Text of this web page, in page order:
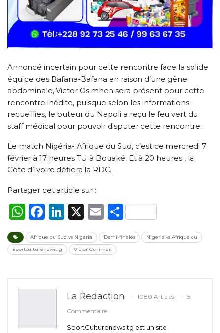
Annoncé incertain pour cette rencontre face la solide
équipe des Bafana-Bafana en raison d’une gêne
abdominale, Victor Osimhen sera présent pour cette
rencontre inédite, puisque selon les informations
recueillies, le buteur du Napoli a reçu le feu vert du
staff médical pour pouvoir disputer cette rencontre.
Le match Nigéria- Afrique du Sud, c’est ce mercredi 7
février à 17 heures TU à Bouaké. Et à 20 heures , la
Côte d’Ivoire défiera la RDC.
Partager cet article sur :
WhatsApp
Facebook
LinkedIn
X EmailPartager
Afrique du Sud vs Nigeria Demi-finales
Nigeria vs Afrique du
Sportculturenews.Tg
Victor Oshimen
La Redaction 1080 Articles
5
Commentaire
SportCulturenews.tg est un site